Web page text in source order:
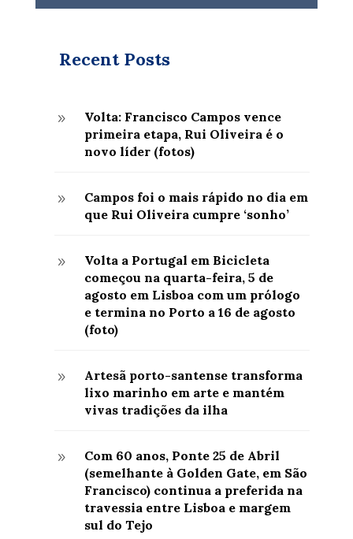
Recent Posts
9
Volta: Francisco Campos vence
primeira etapa, Rui Oliveira é o
novo líder (fotos)
9
Campos foi o mais rápido no dia em
que Rui Oliveira cumpre ‘sonho’
9
Volta a Portugal em Bicicleta
começou na quarta-feira, 5 de
agosto em Lisboa com um prólogo
e termina no Porto a 16 de agosto
(foto)
9
Artesã porto-santense transforma
lixo marinho em arte e mantém
vivas tradições da ilha
9
Com 60 anos, Ponte 25 de Abril
(semelhante à Golden Gate, em São
Francisco) continua a preferida na
travessia entre Lisboa e margem
sul do Tejo